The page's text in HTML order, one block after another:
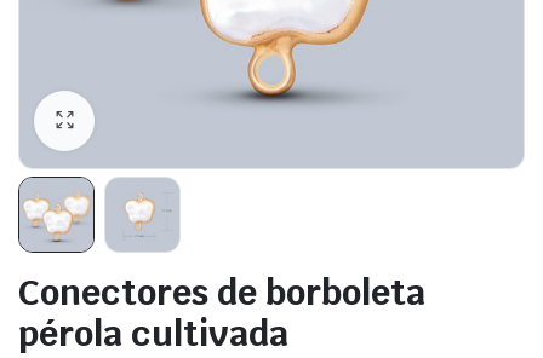
Conectores de borboleta
pérola cultivada